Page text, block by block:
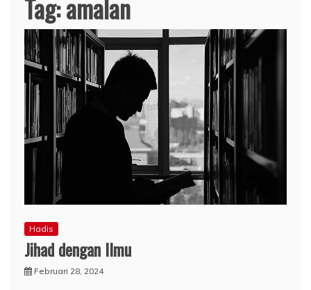
Tag:amalan
Hadis
Jihad dengan Ilmu
Februari 28, 2024